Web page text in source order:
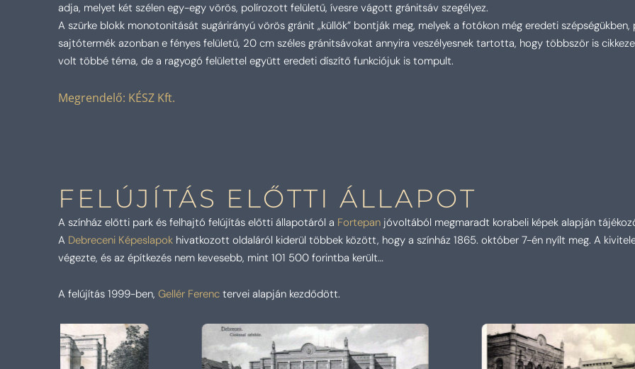
adja, melyet két szélen egy-egy vörös, polírozott felületű, ívesre vágott gránitsáv szegélyez.
A szürke blokk monotonitását sugárirányú vörös gránit „küllők” bontják meg, melyek a fotókon még eredeti
sajtótermék azonban e fényes felületű, 20 cm széles gránitsávokat annyira veszélyesnek tartotta, hogy többször is
volt többé téma, de a ragyogó felülettel együtt eredeti díszítő funkciójuk is tompult.
Megrendelő: KÉSZ Kft.
FELÚJÍTÁS ELŐTTI ÁLLAPOT
A színház előtti park és felhajtó felújítás előtti állapotáról a Fortepan jóvoltából megmaradt korabeli képek alapján
A Debreceni Képeslapok hivatkozott oldaláról kiderül többek között, hogy a színház 1865. október 7-én nyílt meg. A
végezte, és az építkezés nem kevesebb, mint 101 500 forintba került…
A felújítás 1999-ben, Gellér Ferenc tervei alapján kezdődött.